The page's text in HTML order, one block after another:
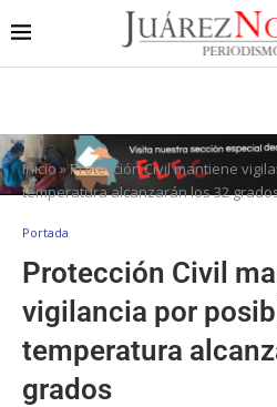
Inicio»Protección Civil mantiene
temperatura alcanzarán los 32
Portada
Protección Civil
vigilancia por
temperatura
grados